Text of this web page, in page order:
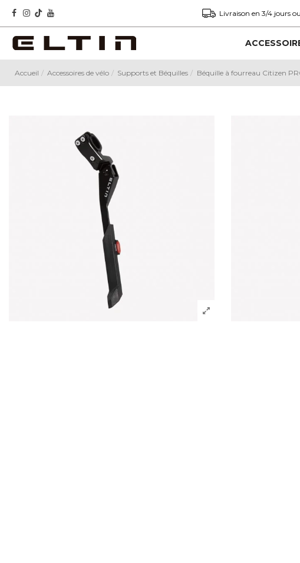
Livraison en 3/4 jours
Accueil Accessoires de vélo Supports et Béquilles Béquille à fourreau Citizen